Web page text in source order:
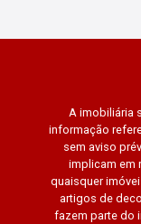
A imobiliária
informação
sem aviso
implicam em
quaisquer
artigos de
fazem parte do